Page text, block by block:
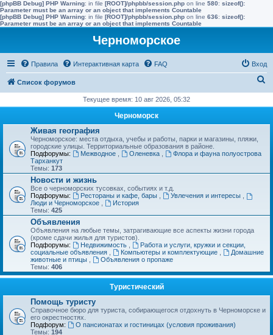
[phpBB Debug] PHP Warning: in file [ROOT]/phpbb/session.php on line 580: sizeof():
Parameter must be an array or an object that implements Countable
[phpBB Debug] PHP Warning: in file [ROOT]/phpbb/session.php on line 636: sizeof():
Parameter must be an array or an object that implements Countable
Черноморское
Правила Интерактивная карта FAQ Вход
Список форумов
с
Текущее время: 10 авг 2026, 05:32
Черноморск
Живая география
Черноморское: места отдыха, учебы и работы, парки и магазины, пляжи,
городские улицы. Территориальные образования в районе.
Подфорумы:
Межводное Оленевка
Флора и фауна полуострова
Тарханкут
Темы: 173
Новости и жизнь
Все о черноморских тусовках, событиях и т.д.
Подфорумы:
Рестораны и кафе, бары Увлечения и интересы
Люди и Черноморское
История
Темы: 425
Объявления
Объявления на любые темы, затрагивающие все аспекты жизни города
(кроме сдачи жилья для туристов).
Подфорумы:
Недвижимость
Работа и услуги, кружки и секции,
социальные объявления
Компьютеры и комплектующие
Домашние
животные и птицы
Объявления о пропаже
Темы: 406
Туристический
Помощь туристу
Справочное бюро для туриста, собирающегося отдохнуть в Черноморске и
его окрестностях.
Подфорум:
О пансионатах и гостиницах (условия проживания)
Темы: 194